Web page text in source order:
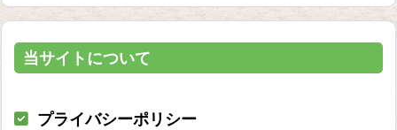
当サイトについて
プライバシーポリシー